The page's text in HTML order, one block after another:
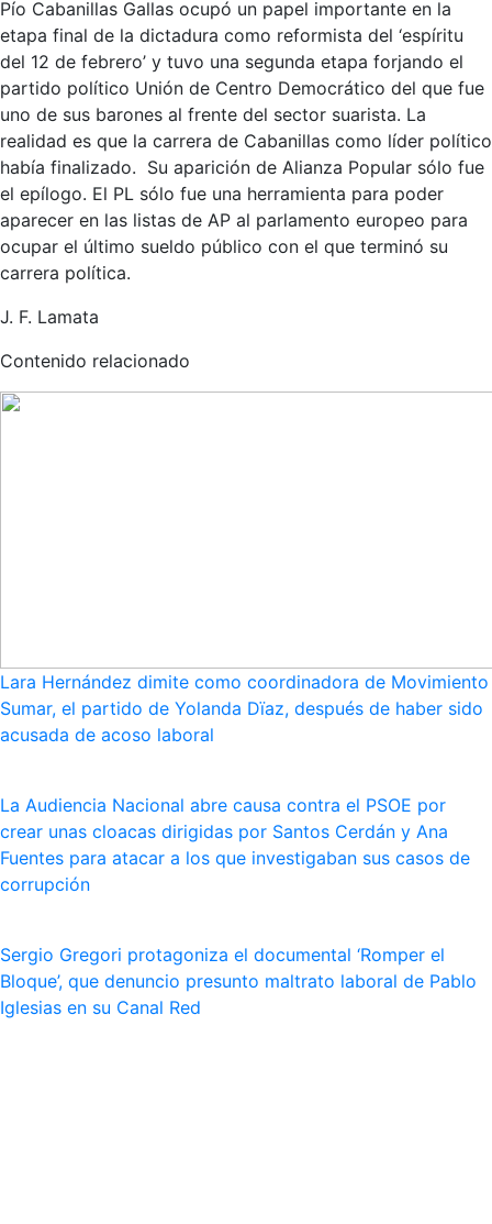
Pío Cabanillas Gallas ocupó un papel importante en la
etapa final de la dictadura como reformista del ‘espíritu
del 12 de febrero’ y tuvo una segunda etapa forjando el
partido político Unión de Centro Democrático del que fue
uno de sus barones al frente del sector suarista. La
realidad es que la carrera de Cabanillas como líder político
había finalizado. Su aparición de Alianza Popular sólo fue
el epílogo. El PL sólo fue una herramienta para poder
aparecer en las listas de AP al parlamento europeo para
ocupar el último sueldo público con el que terminó su
carrera política.
J. F. Lamata
Contenido relacionado
Lara Hernández dimite como coordinadora de Movimiento
Sumar, el partido de Yolanda Dïaz, después de haber sido
acusada de acoso laboral
La Audiencia Nacional abre causa contra el PSOE por
crear unas cloacas dirigidas por Santos Cerdán y Ana
Fuentes para atacar a los que investigaban sus casos de
corrupción
Sergio Gregori protagoniza el documental ‘Romper el
Bloque’, que denuncio presunto maltrato laboral de Pablo
Iglesias en su Canal Red